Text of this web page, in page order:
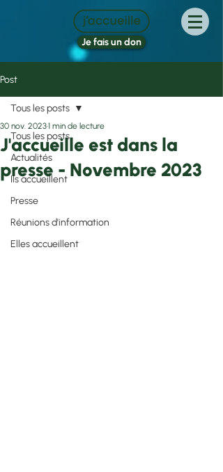
Je fais un don
Post
Tous les posts
Actualités
Ils accueillent
Presse
Réunions d'information
Elles accueillent
Tous les posts
J'accueille est dans la
presse - Novembre 2023
30 nov. 20231 min de lecture